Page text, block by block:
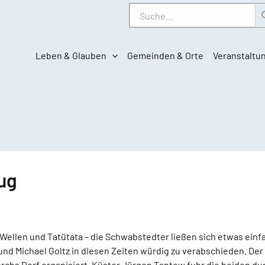
Suche
Leben & Glauben Gemeinden & Orte
und Tatütata – die Schwabstedter ließen sich etwas
Michael Goltz in diesen Zeiten würdig zu verabschieden.